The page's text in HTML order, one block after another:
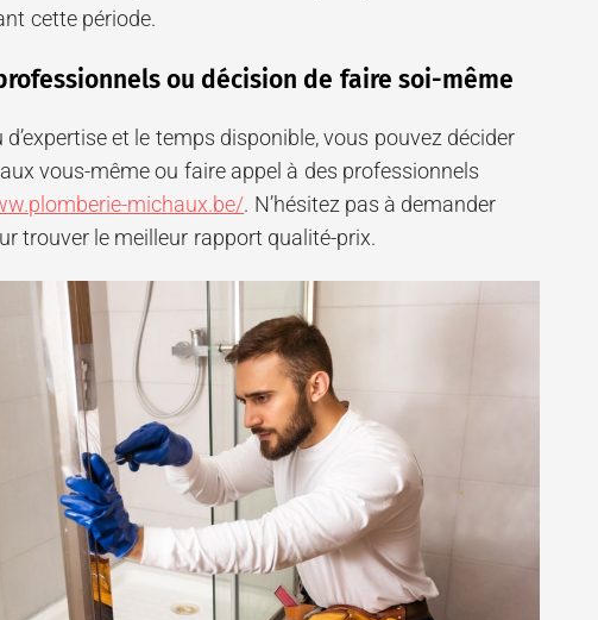
cette période.
ou décision de faire soi-même
et le temps disponible, vous pouvez décider
vous-même ou faire appel à des professionnels
michaux.be/. N’hésitez pas à demander
trouver le meilleur rapport qualité-prix.